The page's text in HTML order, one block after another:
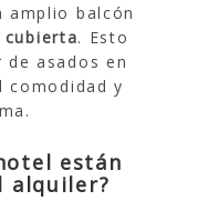
amplio balcón
. Esto
asados en
y
están
alquiler?